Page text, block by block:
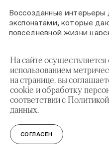
На сайте
использованием
на странице, вы
cookie и обработку
соответствии с
данных.
СОГЛАСЕН
Воссозданные интерьеры
экспонатами, которые
повседневной жизни
Опочивальне царя.
были воспроизведены по
из фондов Московского
Эрмитажа и иных музеев,
интерьерах
предметы быта —
разнообразные
киотах.